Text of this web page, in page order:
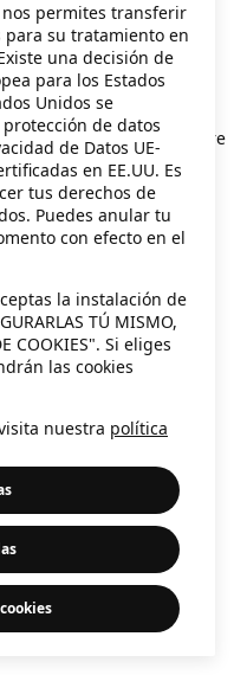
has occurred
browser console for more
.
permites transferir
para su tratamiento en
una decisión de
para los Estados
Unidos se
de datos
de Datos UE-
en EE.UU. Es
tus derechos de
Puedes anular tu
con efecto en el
la instalación de
TÚ MISMO,
COOKIES". Si eliges
las cookies
nuestra política